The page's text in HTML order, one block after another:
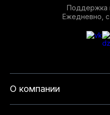
О компании
Поддержка
Ежедневно,